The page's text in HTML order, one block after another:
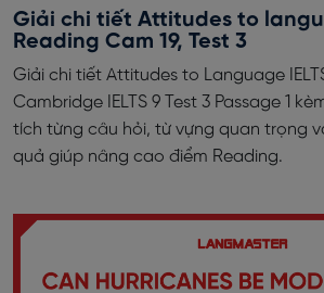
Giải chi tiết Attitudes to
Reading Cam 19, Test 3
Giải chi tiết Attitudes to Language
Cambridge IELTS 9 Test 3 Passage 1
tích từng câu hỏi, từ vựng quan trọng
quả giúp nâng cao điểm Reading.